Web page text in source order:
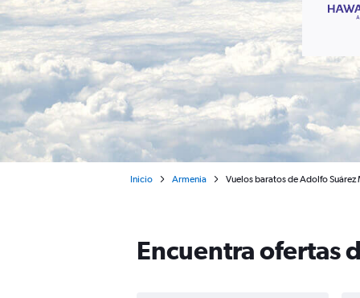
Inicio Armenia Vuelos baratos de Adolfo
Encuentra ofertas